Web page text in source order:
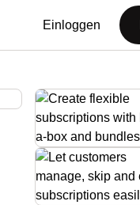
Einloggen